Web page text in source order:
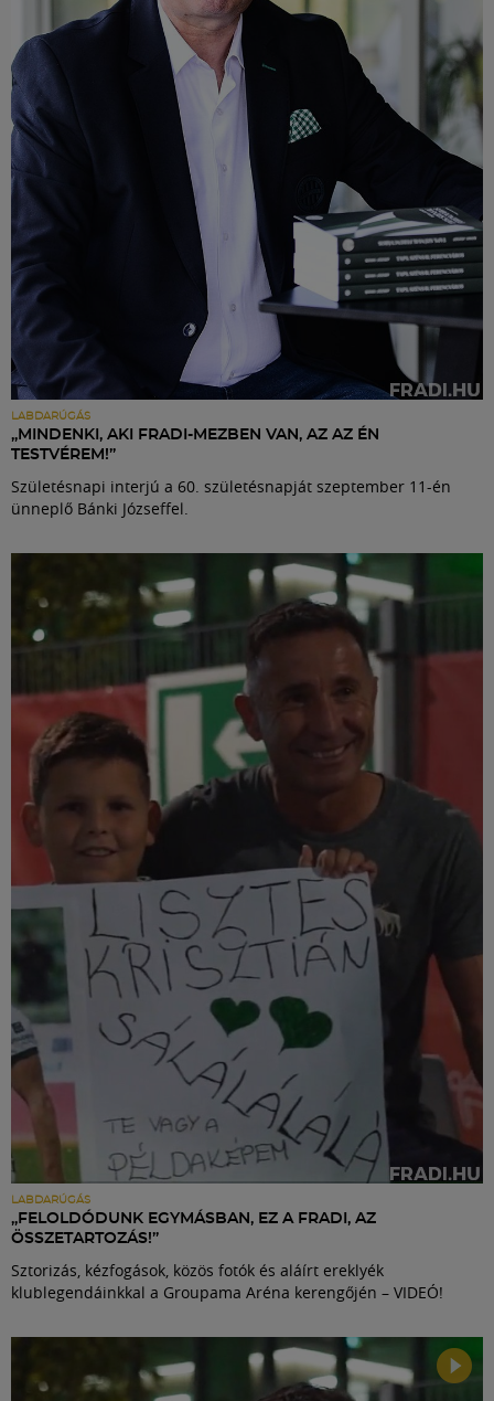
LABDARÚGÁS
„MINDENKI, AKI FRADI-MEZBEN VAN, AZ AZ ÉN
TESTVÉREM!”
Születésnapi interjú a 60. születésnapját szeptember 11-én
ünneplő Bánki Józseffel.
LABDARÚGÁS
„FELOLDÓDUNK EGYMÁSBAN, EZ A FRADI, AZ
ÖSSZETARTOZÁS!”
Sztorizás, kézfogások, közös fotók és aláírt ereklyék
klublegendáinkkal a Groupama Aréna kerengőjén – VIDEÓ!